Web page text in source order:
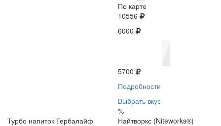
По карте
10556
6000
5700
Подробности
Выбрать вкус
%
Турбо напиток Гербалайф
Найтворкс (Niteworks®)